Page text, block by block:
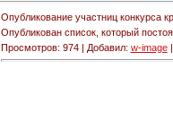
Опубликование участниц
Опубликован список, который
Просмотров: 974 | Добавил: w-image|